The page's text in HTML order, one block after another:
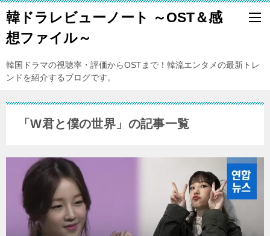
韓ドラレビューノート ～OST＆感
想ファイル～
韓国ドラマの視聴率・評価からOSTまで！韓流エンタメの最新トレ
ンドを紹介するブログです。
「W君と僕の世界」の記事一覧